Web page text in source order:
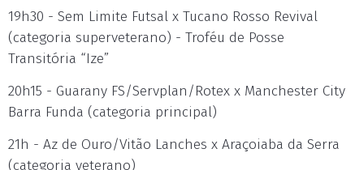
19h30 - Sem Limite Futsal x Tucano Rosso Revival
(categoria superveterano) - Troféu de Posse
Transitória “Ize”
20h15 - Guarany FS/Servplan/Rotex x Manchester City
Barra Funda (categoria principal)
21h - Az de Ouro/Vitão Lanches x Araçoiaba da Serra
(categoria veterano)